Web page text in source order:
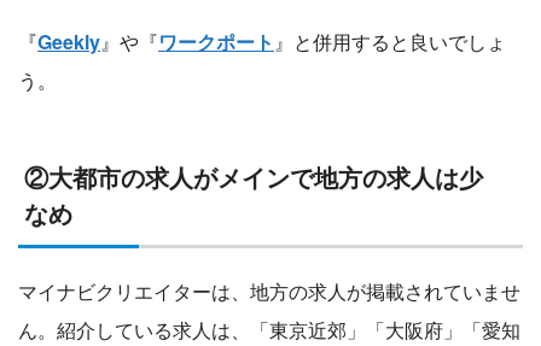
『Geekly』や『ワークポート 』と併用すると良いでしょ
う。
②大都市の求人がメインで地方の求人は少
なめ
マイナビクリエイターは、地方の求人が掲載されていませ
ん。紹介している求人は、「東京近郊」「大阪府」「愛知